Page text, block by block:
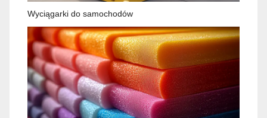
Wyciągarki do samochodów